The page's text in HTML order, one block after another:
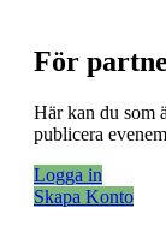
För
Här kan du som
publicera
Logga in
Skapa Konto